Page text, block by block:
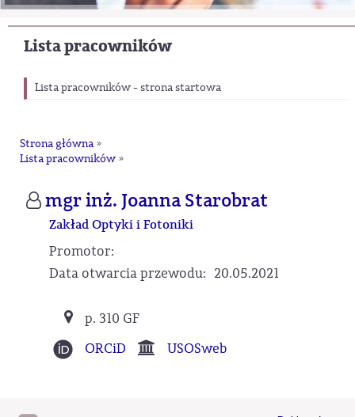
Lista pracowników
Lista pracowników - strona startowa
Strona główna »
Lista pracowników »
mgr inż. Joanna Starobrat
Zakład Optyki i Fotoniki
Promotor:
Data otwarcia przewodu: 20.05.2021
p. 310 GF
ORCiD
USOSweb